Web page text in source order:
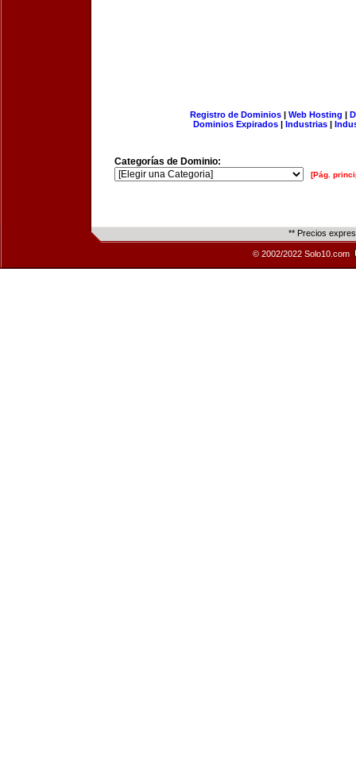
Registro de Dominios| Web Hosting |
Dominios Expirados | Industrias |
Categorías de Dominio:
[Pág.
** Precios
© 2002/2022 Solo10.com